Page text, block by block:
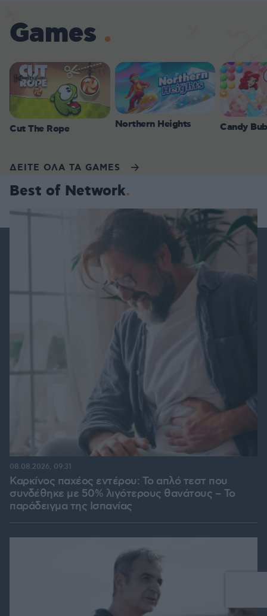
Games
Cut The Rope Northern Heights Candy
ΔΕΙΤΕ ΟΛΑ ΤΑ GAMES
Best of Network
Καρκίνος παχέος εντέρου: Το απλό τεστ που
συνδέθηκε με 50% λιγότερους θανάτους – Το
παράδειγμα της Ισπανίας
08.08.2026, 09:31